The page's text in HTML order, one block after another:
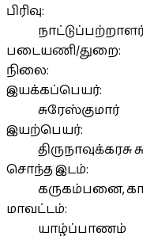
பிரிவு:
படையணி/துறை:
நிலை:
இயக்கப்பெயர்:
சுரேஸ்குமார்
இயற்பெயர்:
திருநாவுக்கரசு
சொந்த இடம்:
கருகம்பனை,
மாவட்டம்:
யாழ்ப்பாணம்